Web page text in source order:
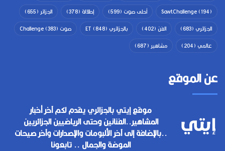
SawtChallenge(194) أحلى صوت (599) إطلالة (378) الجزائر (655)
الجزائري (683) الفن (402) بالجزائري ET (848) صوت Challenge (383)
عالمي (204) مشاهير (687)
عن الموقع
موقع إيتي بالجزائري يقدم لكم آخر أخبار
المشاهير..الفنانين وحتى الرياضيين الجزائريين
..بالإضافة إلى آخر الألبومات والإصدارات وآخر صيحات
الموضة والجمال .. تابعونا